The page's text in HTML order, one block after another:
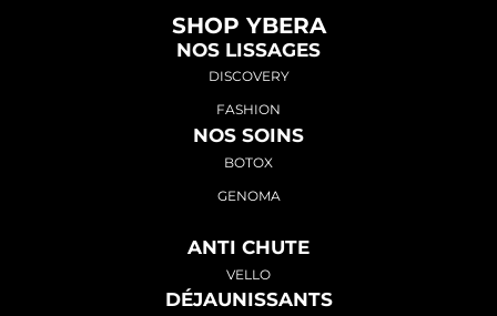
SHOP YBERA
NOS LISSAGES
DISCOVERY
FASHION
NOS SOINS
BOTOX
GENOMA
ANTI CHUTE
VELLO
DÉJAUNISSANTS